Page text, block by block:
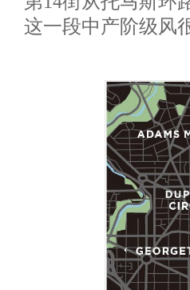
这一段中产阶级风